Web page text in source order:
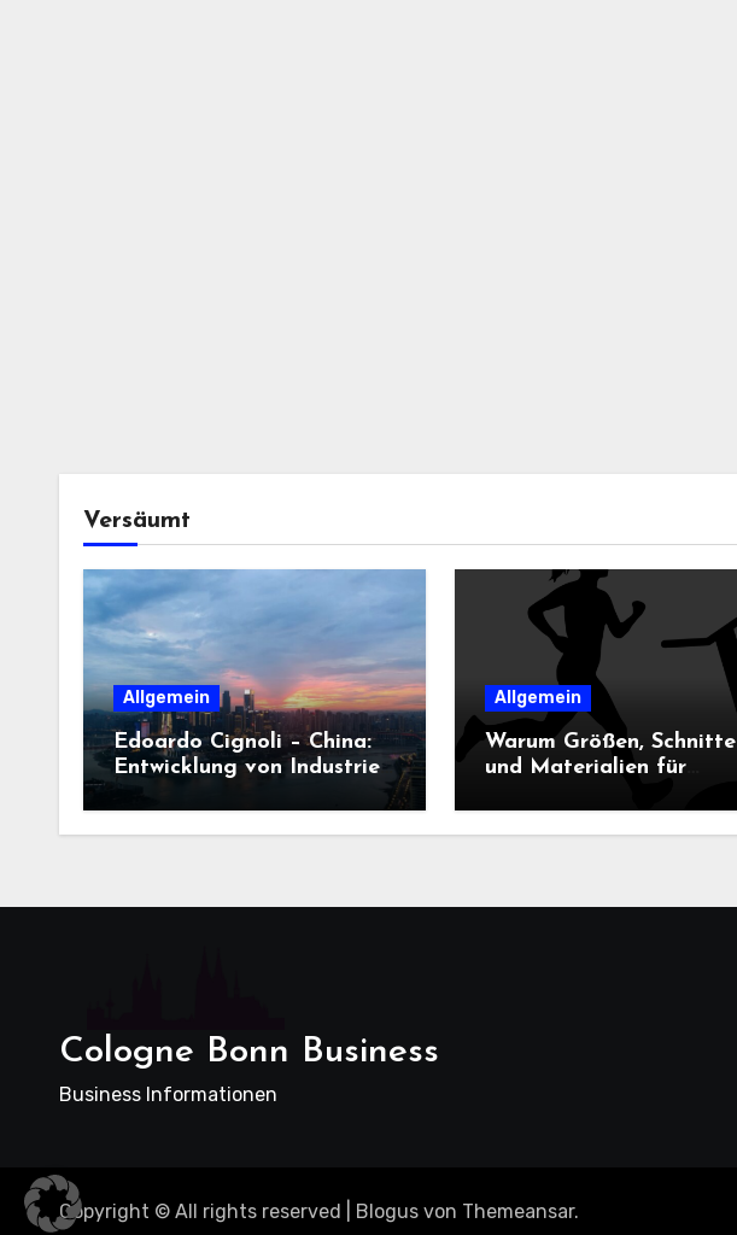
Versäumt
Allgemein
Edoardo Cignoli – China:
Entwicklung von Industrie,
Technologie
Allgemein
Warum Größen, Schnitte
und Materialien für
entscheidend sind
Cologne Bonn Business
Business Informationen
Copyright © All rights reserved Blogus von Themeansar.